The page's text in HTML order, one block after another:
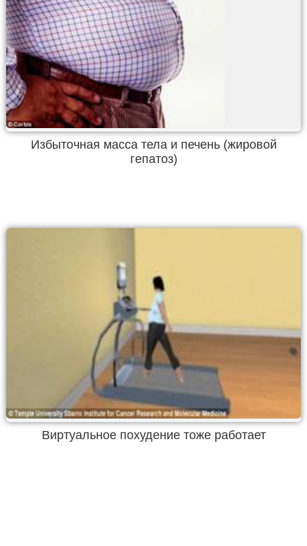
Избыточная масса тела и печень (жировой
гепатоз)
Виртуальное похудение тоже работает